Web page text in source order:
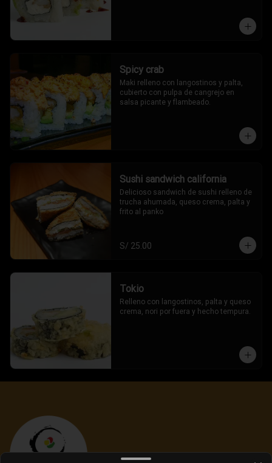
Spicy crab
Maki relleno con langostinos y palta,
cubierto con pulpa de cangrejo en
salsa picante y flambeado.
Sushi sandwich california
Delicioso sandwich de sushi relleno de
trucha ahumada, queso crema, palta y
frito al panko
S/ 25.00
Tokio
Relleno con langostinos, palta y queso
crema, nori por fuera y hecho tempura.